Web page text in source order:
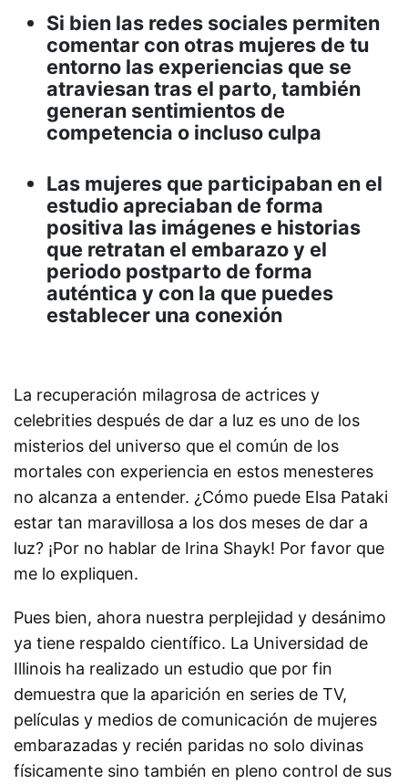
Si bien las redes sociales permiten
comentar con otras mujeres de tu
entorno las experiencias que se
atraviesan tras el parto, también
generan sentimientos de
competencia o incluso culpa
Las mujeres que participaban en el
estudio apreciaban de forma
positiva las imágenes e historias
que retratan el embarazo y el
periodo postparto de forma
auténtica y con la que puedes
establecer una conexión
La recuperación milagrosa de actrices y
celebrities después de dar a luz es uno de los
misterios del universo que el común de los
mortales con experiencia en estos menesteres
no alcanza a entender. ¿Cómo puede Elsa Pataki
estar tan maravillosa a los dos meses de dar a
luz? ¡Por no hablar de Irina Shayk! Por favor que
me lo expliquen.
Pues bien, ahora nuestra perplejidad y desánimo
ya tiene respaldo científico. La Universidad de
Illinois ha realizado un estudio que por fin
demuestra que la aparición en series de TV,
películas y medios de comunicación de mujeres
embarazadas y recién paridas no solo divinas
físicamente sino también en pleno control de sus